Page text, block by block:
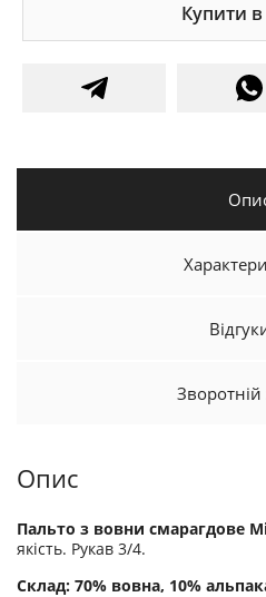
Купити в
Зворотній
Опис
Пальто з вовни смарагдове
якість. Рукав 3/4.
Склад: 70% вовна, 10%